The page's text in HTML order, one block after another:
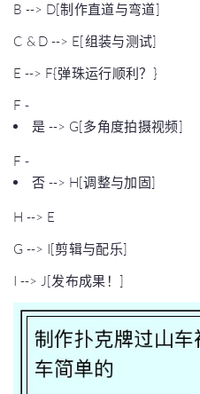
B --> D[制作直道与弯道]
C & D --> E[组装与测试]
E --> F{弹珠运行顺利？}
F -
是 --> G[多角度拍摄视频]
F -
否 --> H[调整与加固]
H --> E
G --> I[剪辑与配乐]
I --> J[发布成果！]